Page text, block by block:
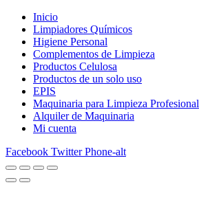
Inicio
Limpiadores Químicos
Higiene Personal
Complementos de Limpieza
Productos Celulosa
Productos de un solo uso
EPIS
Maquinaria para Limpieza Profesional
Alquiler de Maquinaria
Mi cuenta
Facebook Twitter Phone-alt